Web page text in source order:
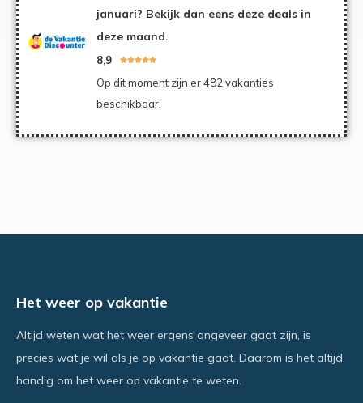
januari? Bekijk dan eens deze deals in
deze maand.
8,9 
Op dit moment zijn er 482 vakanties
beschikbaar.
Het weer op vakantie
Altijd weten wat het weer ergens ongeveer gaat zijn, is
precies wat je wil als je op vakantie gaat. Daarom is het altijd
handig om het weer op vakantie te weten.